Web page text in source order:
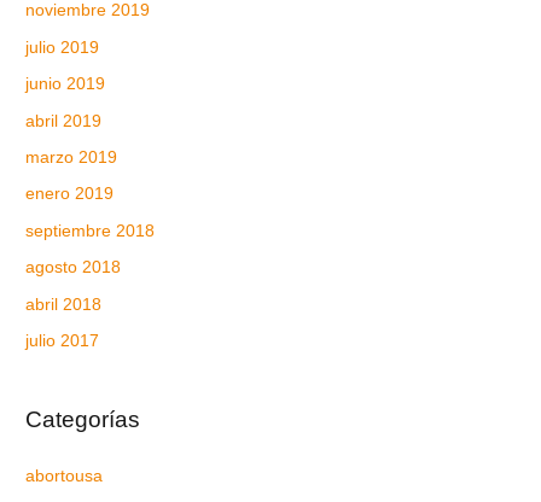
noviembre 2019
julio 2019
junio 2019
abril 2019
marzo 2019
enero 2019
septiembre 2018
agosto 2018
abril 2018
julio 2017
Categorías
abortousa